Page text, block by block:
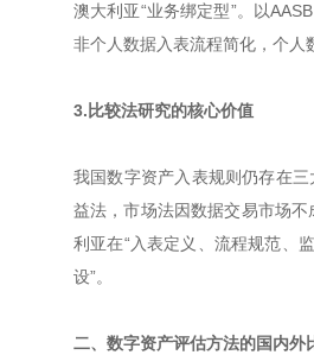
澳大利亚“业务绑定型”。以
非个人数据入表流程简化，个人
3.比较法研究的核心价值
我国数字资产入表规则仍存在
益法，市场法因数据交易市场
利亚在“入表定义、流程规范、
设”。
二、数字资产评估方法的国内外